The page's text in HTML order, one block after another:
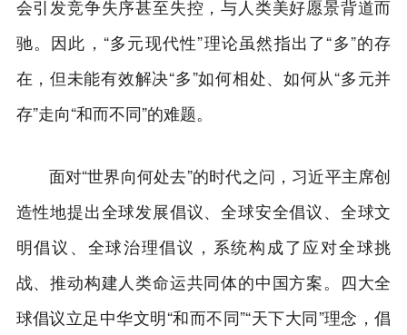
会引发竞争失序甚至失控，与人类美好愿景背道而
驰。因此，“多元现代性”理论虽然指出了“多”的存
在，但未能有效解决“多”如何相处、如何从“多元并
存”走向“和而不同”的难题。
面对“世界向何处去”的时代之问，习近平主席创
造性地提出全球发展倡议、全球安全倡议、全球文
明倡议、全球治理倡议，系统构成了应对全球挑
战、推动构建人类命运共同体的中国方案。四大全
球倡议立足中华文明“和而不同”“天下大同”理念，倡